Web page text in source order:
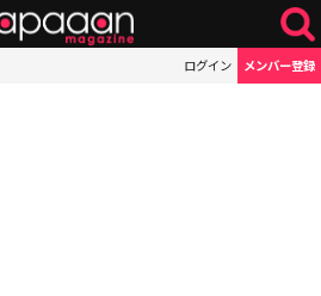
ログイン メンバー登録